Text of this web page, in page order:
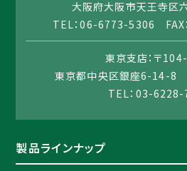
大阪府大阪市天王寺区
TEL：06-6773-5306 FAX
東京支店：〒
東京都中央区銀座6-14-8
TEL：03-
製品ラインナップ